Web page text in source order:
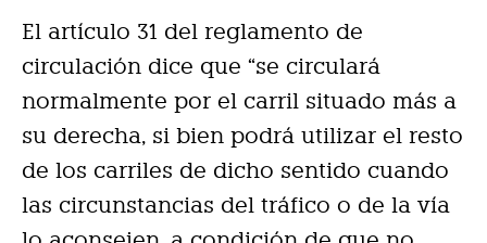
El artículo 31 del reglamento de
circulación dice que “se circulará
normalmente por el carril situado más a
su derecha, si bien podrá utilizar el resto
de los carriles de dicho sentido cuando
las circunstancias del tráfico o de la vía